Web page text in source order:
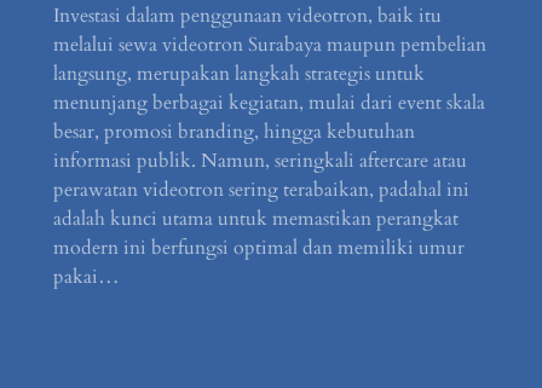
Investasi dalam penggunaan videotron, baik itu
melalui sewa videotron Surabaya maupun pembelian
langsung, merupakan langkah strategis untuk
menunjang berbagai kegiatan, mulai dari event skala
besar, promosi branding, hingga kebutuhan
informasi publik. Namun, seringkali aftercare atau
perawatan videotron sering terabaikan, padahal ini
adalah kunci utama untuk memastikan perangkat
modern ini berfungsi optimal dan memiliki umur
pakai…